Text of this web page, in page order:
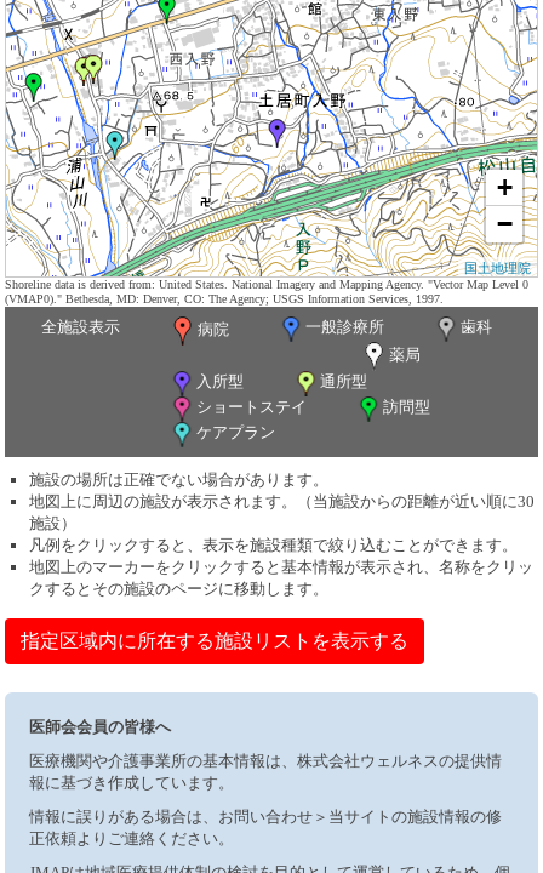
+
−
国土地理院
Shoreline data is derived from: United States. National Imagery and Mapping Agency. "Vector Map Level 0
(VMAP0)." Bethesda, MD: Denver, CO: The Agency; USGS Information Services, 1997.
全施設表示 病院 一般診療所
歯科
薬局
入所型
通所型
ショートステイ
訪問型
ケアプラン
施設の場所は正確でない場合があります。
地図上に周辺の施設が表示されます。（当施設からの距離が近い順に30
施設）
凡例をクリックすると、表示を施設種類で絞り込むことができます。
地図上のマーカーをクリックすると基本情報が表示され、名称をクリッ
クするとその施設のページに移動します。
指定区域内に所在する施設リストを表示する
医師会会員の皆様へ
医療機関や介護事業所の基本情報は、株式会社ウェルネスの提供情
報に基づき作成しています。
情報に誤りがある場合は、お問い合わせ＞当サイトの施設情報の修
正依頼よりご連絡ください。